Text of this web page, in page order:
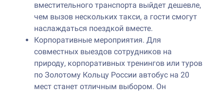
вместительного транспорта выйдет дешевле,
чем вызов нескольких такси, а гости смогут
наслаждаться поездкой вместе.
Корпоративные мероприятия. Для
совместных выездов сотрудников на
природу, корпоративных тренингов или туров
по Золотому Кольцу России автобус на 20
мест станет отличным выбором. Он